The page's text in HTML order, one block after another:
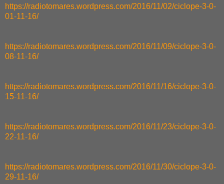
https://radiotomares.wordpress.com/2016/11/02/ciclope-3-0-
01-11-16/
https://radiotomares.wordpress.com/2016/11/09/ciclope-3-0-
08-11-16/
https://radiotomares.wordpress.com/2016/11/16/ciclope-3-0-
15-11-16/
https://radiotomares.wordpress.com/2016/11/23/ciclope-3-0-
22-11-16/
https://radiotomares.wordpress.com/2016/11/30/ciclope-3-0-
29-11-16/